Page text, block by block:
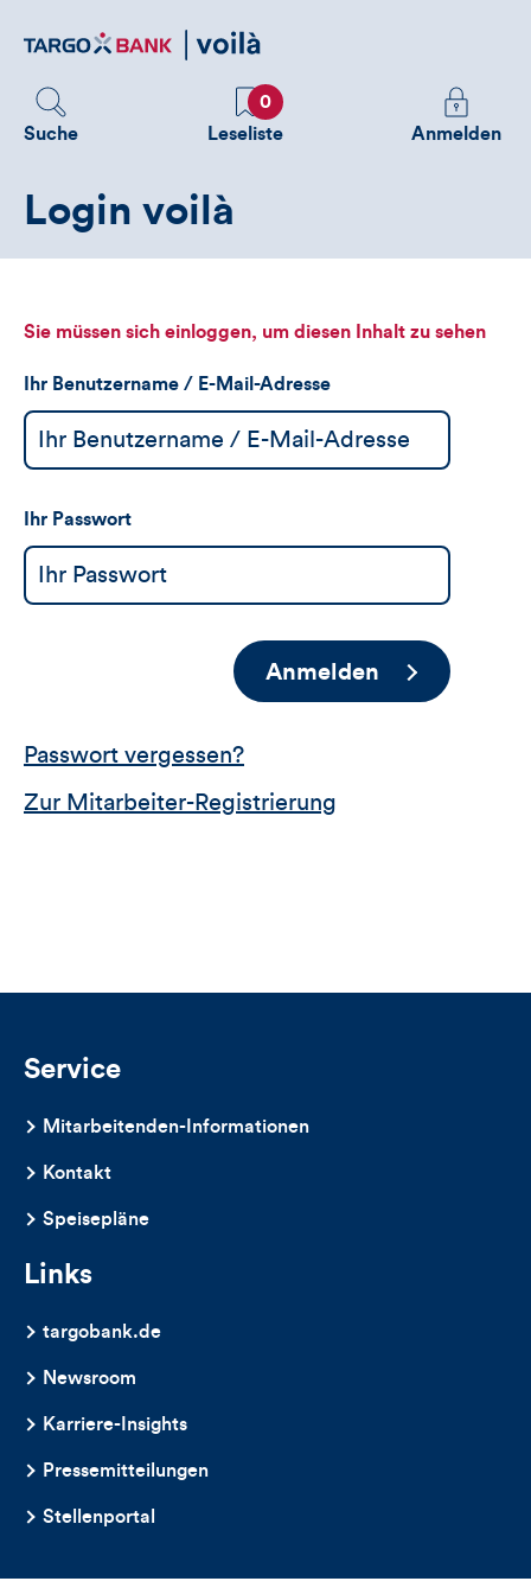
zum
Suche
Favoriten
0
Leseliste
Melden
Sie
sehen
Anmelden
Login voilà
Sie müssen sich einloggen, um diesen Inhalt zu sehen
Ihr Benutzername / E-Mail-Adresse
Ihr Passwort
Anmelden
Passwort vergessen?
Zur Mitarbeiter-Registrierung
Service
Mitarbeitenden-Informationen
Kontakt
Speisepläne
Links
targobank.de
Newsroom
Karriere-Insights
Pressemitteilungen
Stellenportal